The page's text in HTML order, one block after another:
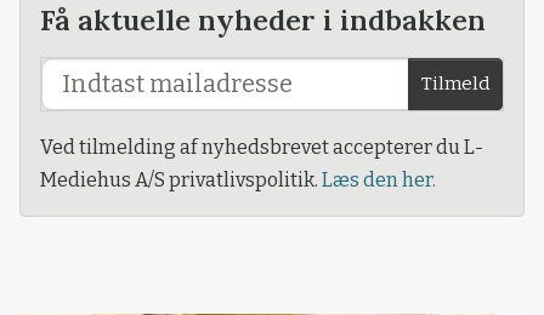
Få aktuelle nyheder i indbakken
Tilmeld
Ved tilmelding af nyhedsbrevet accepterer du L-
Mediehus A/S privatlivspolitik. Læs den her.